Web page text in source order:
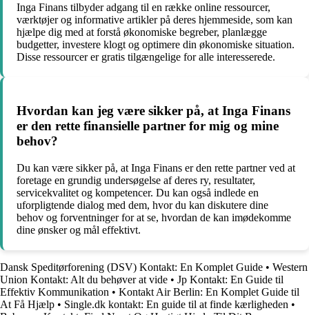
Inga Finans tilbyder adgang til en række online ressourcer,
værktøjer og informative artikler på deres hjemmeside, som kan
hjælpe dig med at forstå økonomiske begreber, planlægge
budgetter, investere klogt og optimere din økonomiske situation.
Disse ressourcer er gratis tilgængelige for alle interesserede.
Hvordan kan jeg være sikker på, at Inga Finans
er den rette finansielle partner for mig og mine
behov?
Du kan være sikker på, at Inga Finans er den rette partner ved at
foretage en grundig undersøgelse af deres ry, resultater,
servicekvalitet og kompetencer. Du kan også indlede en
uforpligtende dialog med dem, hvor du kan diskutere dine
behov og forventninger for at se, hvordan de kan imødekomme
dine ønsker og mål effektivt.
Dansk Speditørforening (DSV) Kontakt: En Komplet Guide • Western
Union Kontakt: Alt du behøver at vide • Jp Kontakt: En Guide til
Effektiv Kommunikation • Kontakt Air Berlin: En Komplet Guide til
At Få Hjælp • Single.dk kontakt: En guide til at finde kærligheden •